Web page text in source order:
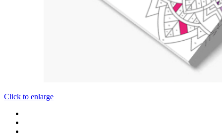
Click to enlarge